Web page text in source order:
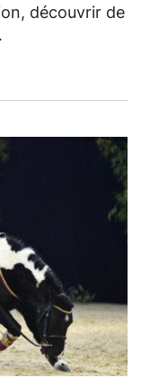
découvrir de